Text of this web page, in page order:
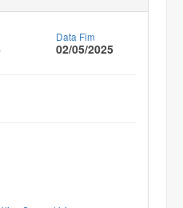
Data Fim
02/05/2025